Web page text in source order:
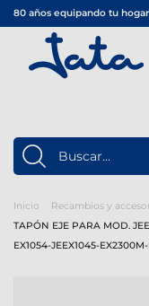
80 años equipando tu hogar
Inicio Recambios y
TAPÓN EJE PARA MOD.
EX1054-JEEX1045-